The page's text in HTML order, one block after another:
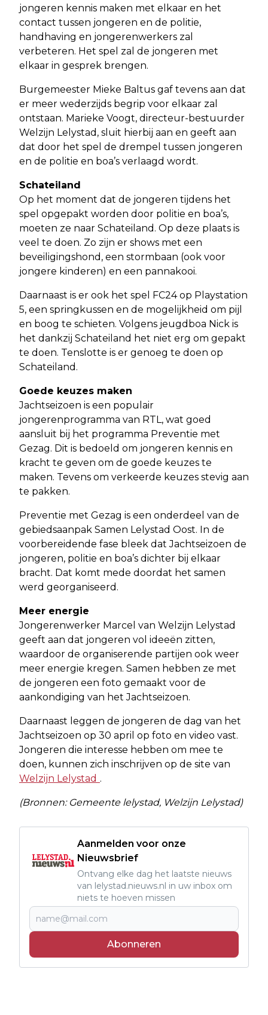
jongeren kennis maken met elkaar en het
contact tussen jongeren en de politie,
handhaving en jongerenwerkers zal
verbeteren. Het spel zal de jongeren met
elkaar in gesprek brengen.
Burgemeester Mieke Baltus gaf tevens aan dat
er meer wederzijds begrip voor elkaar zal
ontstaan. Marieke Voogt, directeur-bestuurder
Welzijn Lelystad, sluit hierbij aan en geeft aan
dat door het spel de drempel tussen jongeren
en de politie en boa’s verlaagd wordt.
Schateiland
Op het moment dat de jongeren tijdens het
spel opgepakt worden door politie en boa’s,
moeten ze naar Schateiland. Op deze plaats is
veel te doen. Zo zijn er shows met een
beveiligingshond, een stormbaan (ook voor
jongere kinderen) en een pannakooi.
Daarnaast is er ook het spel FC24 op Playstation
5, een springkussen en de mogelijkheid om pijl
en boog te schieten. Volgens jeugdboa Nick is
het dankzij Schateiland het niet erg om gepakt
te doen. Tenslotte is er genoeg te doen op
Schateiland.
Goede keuzes maken
Jachtseizoen is een populair
jongerenprogramma van RTL, wat goed
aansluit bij het programma Preventie met
Gezag. Dit is bedoeld om jongeren kennis en
kracht te geven om de goede keuzes te
maken. Tevens om verkeerde keuzes stevig aan
te pakken.
Preventie met Gezag is een onderdeel van de
gebiedsaanpak Samen Lelystad Oost. In de
voorbereidende fase bleek dat Jachtseizoen de
jongeren, politie en boa’s dichter bij elkaar
bracht. Dat komt mede doordat het samen
werd georganiseerd.
Meer energie
Jongerenwerker Marcel van Welzijn Lelystad
geeft aan dat jongeren vol ideeën zitten,
waardoor de organiserende partijen ook weer
meer energie kregen. Samen hebben ze met
de jongeren een foto gemaakt voor de
aankondiging van het Jachtseizoen.
Daarnaast leggen de jongeren de dag van het
Jachtseizoen op 30 april op foto en video vast.
Jongeren die interesse hebben om mee te
doen, kunnen zich inschrijven op de site van
Welzijn Lelystad .
(Bronnen: Gemeente lelystad, Welzijn Lelystad)
Aanmelden voor onze
Nieuwsbrief
Ontvang elke dag het laatste nieuws
van lelystad.nieuws.nl in uw inbox om
niets te hoeven missen
Abonneren